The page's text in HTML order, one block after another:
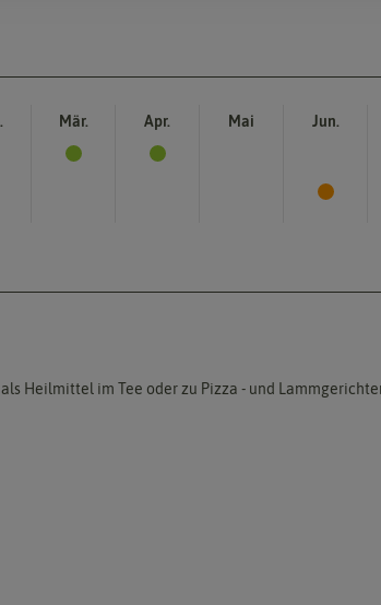
Mär. Apr. Mai Jun.
Heilmittel im Tee oder zu Pizza - und